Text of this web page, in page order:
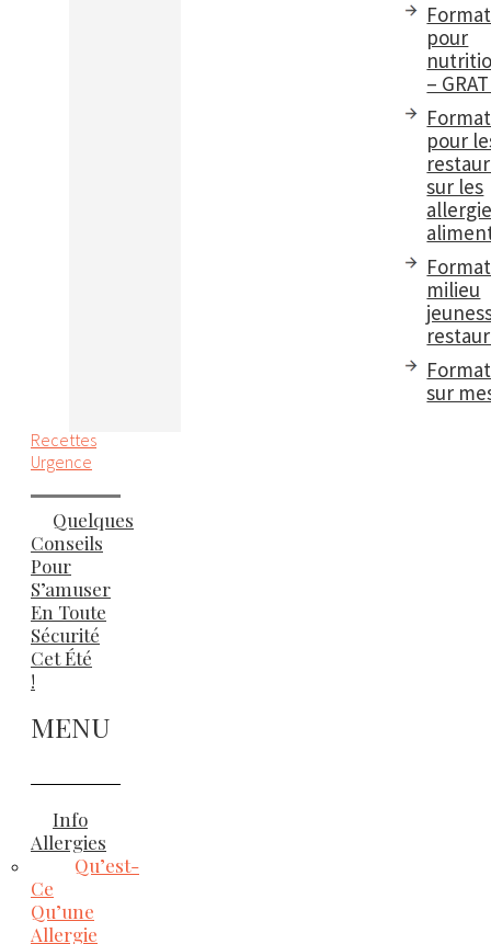
pour
–
pour
sur les
milieu
sur
Recettes
Urgence
Quelques
Conseils
Pour
S’amuser
En Toute
Sécurité
Cet Été
!
MENU
Info
Allergies
Qu’est-
Ce
Qu’une
Allergie